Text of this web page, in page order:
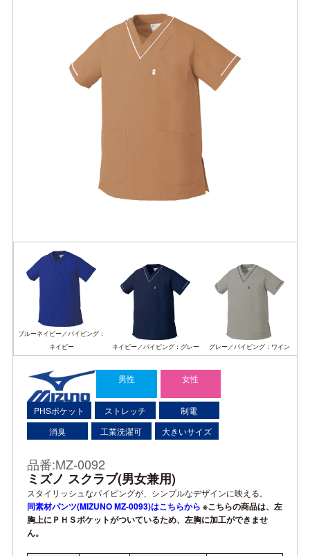
ブルーネイビー／パイピング：
ネイビー
ネイビー／パイピング：グレー グレー／パイピング：ワイン
男性 女性
PHSポケット ストレッチ
制電
消臭
工業洗濯可 大きいサイズ
品番:MZ-0092
ミズノ スクラブ(男女兼用)
スタイリッシュなパイピングが、シンプルなデザインに映える。
同素材パンツ(MIZUNO MZ-0093)はこちらから ※こちらの商品は、左
胸上にＰＨＳポケットがついているため、左胸に加工ができませ
ん。